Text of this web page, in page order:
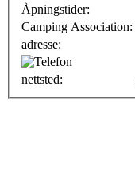
Åpningstider:
Camping Association:
adresse:
nettsted: